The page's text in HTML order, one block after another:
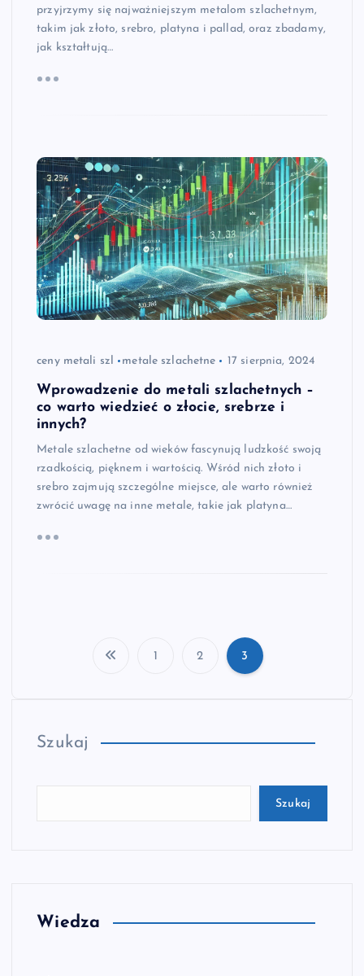
przyjrzymy się najważniejszym metalom szlachetnym,
takim jak złoto, srebro, platyna i pallad, oraz zbadamy,
jak kształtują…
ceny metali szl metale szlachetne 17 sierpnia, 2024
Wprowadzenie do metali szlachetnych –
co warto wiedzieć o złocie, srebrze i
innych?
Metale szlachetne od wieków fascynują ludzkość swoją
rzadkością, pięknem i wartością. Wśród nich złoto i
srebro zajmują szczególne miejsce, ale warto również
zwrócić uwagę na inne metale, takie jak platyna…
r
c
1 2 3
Szukaj
Szukaj
Wiedza